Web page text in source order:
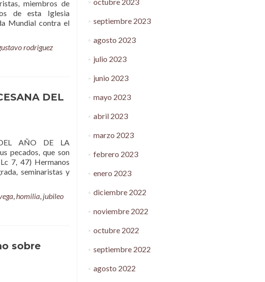
miembros de
de esta Iglesia
Mundial contra el
rodriguez
DEL
AÑO DE LA
pecados, que son
7, 47) Hermanos
seminaristas y
,homilia, jubileo
sobre
septiembre 2023
agosto 2023
julio 2023
junio 2023
mayo 2023
abril 2023
marzo 2023
febrero 2023
enero 2023
diciembre 2022
noviembre 2022
octubre 2022
septiembre 2022
agosto 2022